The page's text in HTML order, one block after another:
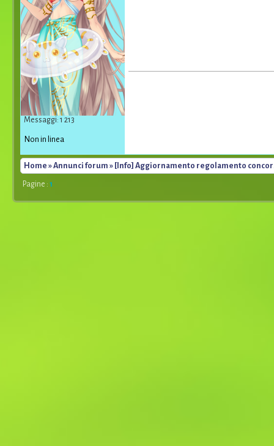
Messaggi: 1 213
Non in linea
Home »Annunci forum » [Info] Aggiornamento regolamento
Pagine : 1